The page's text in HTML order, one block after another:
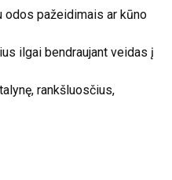
pažeidimais ar kūno
ilgai bendraujant veidas į
rankšluosčius,